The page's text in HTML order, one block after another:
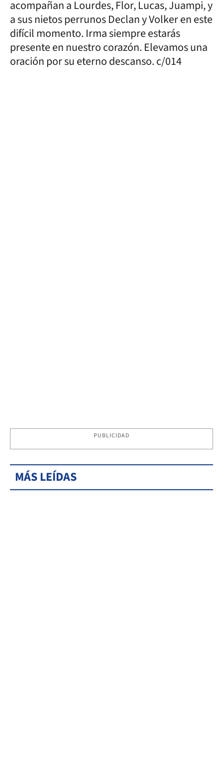
acompañan a Lourdes, Flor, Lucas, Juampi, y
a sus nietos perrunos Declan y Volker en este
difícil momento. Irma siempre estarás
presente en nuestro corazón. Elevamos una
oración por su eterno descanso. c/014
PUBLICIDAD
MÁS LEÍDAS